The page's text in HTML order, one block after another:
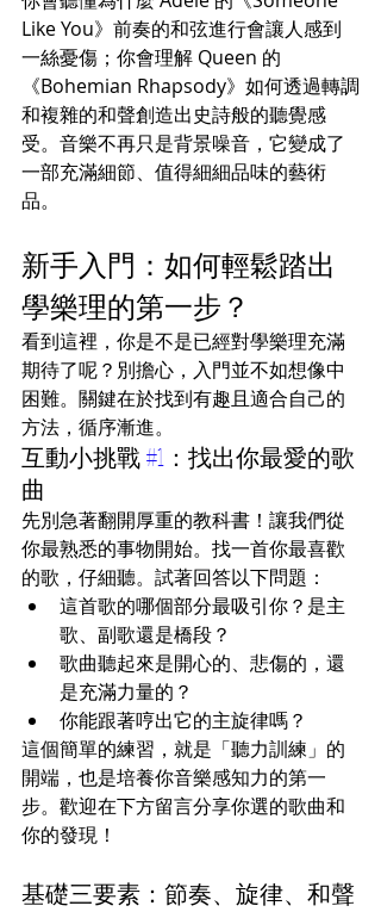
Like You》前奏的和弦進行會讓人感到
一絲憂傷；你會理解 Queen 的
《Bohemian Rhapsody》如何透過轉調
和複雜的和聲創造出史詩般的聽覺感
受。音樂不再只是背景噪音，它變成了
一部充滿細節、值得細細品味的藝術
品。
新手入門：如何輕鬆踏出
學樂理的第一步？
看到這裡，你是不是已經對學樂理充滿
期待了呢？別擔心，入門並不如想像中
困難。關鍵在於找到有趣且適合自己的
方法，循序漸進。
互動小挑戰 #1 ：找出你最愛的歌
曲
先別急著翻開厚重的教科書！讓我們從
你最熟悉的事物開始。找一首你最喜歡
的歌，仔細聽。試著回答以下問題：
這首歌的哪個部分最吸引你？是主
歌、副歌還是橋段？
歌曲聽起來是開心的、悲傷的，還
是充滿力量的？
你能跟著哼出它的主旋律嗎？
這個簡單的練習，就是「聽力訓練」的
開端，也是培養你音樂感知力的第一
步。歡迎在下方留言分享你選的歌曲和
你的發現！
基礎三要素：節奏、旋律、和聲